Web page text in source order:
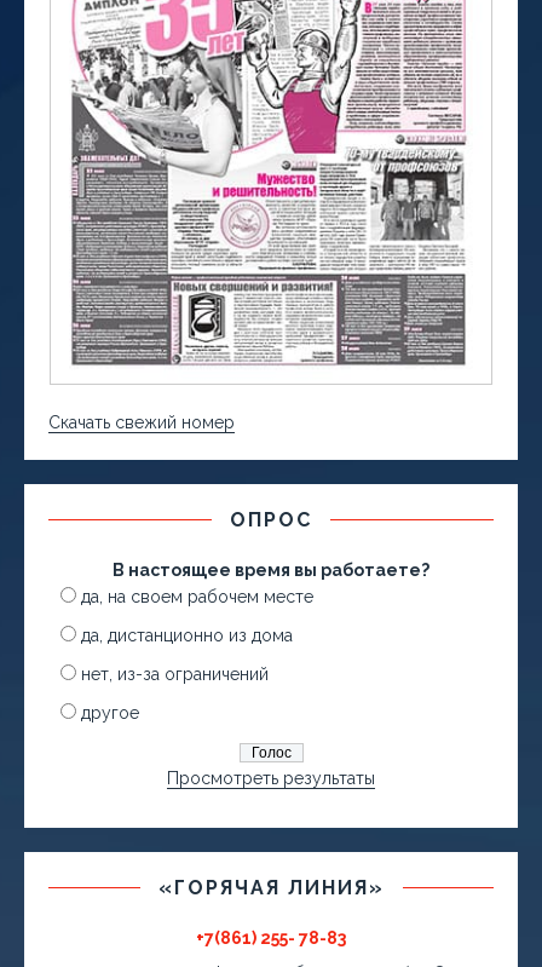
Скачать свежий номер
ОПРОС
В настоящее время вы работаете?
да, на своем рабочем месте
да, дистанционно из дома
нет, из-за ограничений
другое
Просмотреть результаты
«ГОРЯЧАЯ ЛИНИЯ»
+7(861) 255- 78-83